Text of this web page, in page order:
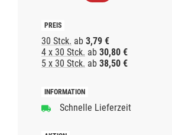
30 Stck. ab 3,79 €
4 x 30 Stck. ab 30,80 €
5 x 30 Stck. ab 38,50 €
Schnelle Lieferzeit